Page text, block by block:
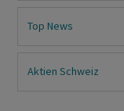
Top News
Aktien Schweiz